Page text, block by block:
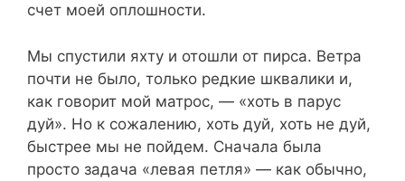
счет моей оплошности.
Мы спустили яхту и отошли от пирса. Ветра
почти не было, только редкие шквалики и,
как говорит мой матрос, — «хоть в парус
дуй». Но к сожалению, хоть дуй, хоть не дуй,
быстрее мы не пойдем. Сначала была
просто задача «левая петля» — как обычно,